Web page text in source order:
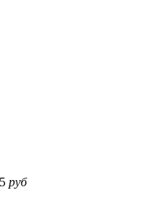
руб